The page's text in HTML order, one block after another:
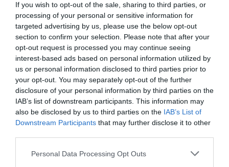
If you wish to opt-out of the sale, sharing to third parties, or
processing of your personal or sensitive information for
targeted advertising by us, please use the below opt-out
section to confirm your selection. Please note that after your
opt-out request is processed you may continue seeing
interest-based ads based on personal information utilized by
us or personal information disclosed to third parties prior to
your opt-out. You may separately opt-out of the further
disclosure of your personal information by third parties on the
IAB’s list of downstream participants. This information may
also be disclosed by us to third parties on the IAB’s List of
Downstream Participants that may further disclose it to other
Personal Data Processing Opt Outs
o mês de maio, uma vasta programação desportiva e de
bem-estar no âmbito da iniciativa“Maio – Mês do
Coração” , com o objetivo de promover a saúde
cardiovascular, o exercício físico e a vida ativa junto da
comunidade.
A programação arrancou a 10 de maio com o evento Dog
Pullerem Atalaia do Campo, e estende-se até 1 de junho
com oTorneio Master da Cereja em Natação, nas
piscinas municipais cobertas. Caminhadas, torneios de
ténis, atletismo, natação, escalada, aulas de fitness,
marchas noturnas e até umOpen Internacional de Setas
integram um calendário inclusivo e diversificado.
Entre os destaques estão aMega Aula de Fitness, a
realizar-se no dia31 de maiono Parque Verde, e a27ª
encher de luz e movimento as ruas do Fundão. No dia